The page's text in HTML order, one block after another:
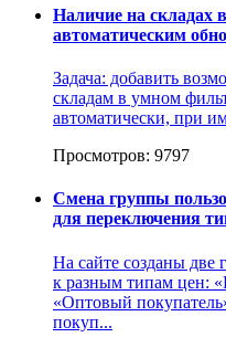
Наличие на складах
автоматическим
Задача: добавить
складам в умном
автоматически, при
Просмотров: 9797
Смена группы
для переключения
На сайте созданы две
к разным типам цен:
«Оптовый
покуп...